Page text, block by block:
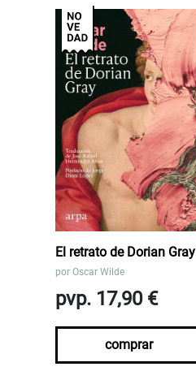
El retrato de Dorian Gray
por Oscar Wilde
pvp. 17,90 €
comprar